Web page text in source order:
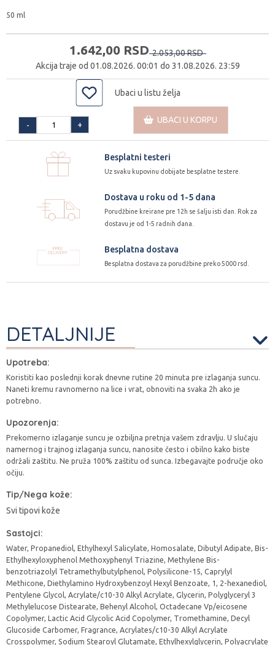
50 ml
1.642,00 RSD 2.053,00RSD
Akcija traje od 01.08.2026. 00:01 do 31.08.2026. 23:59
+
-
Ubaci u listu želja
UBACI U KORPU
Besplatni testeri
Uz svaku kupovinu dobijate besplatne testere.
Dostava u roku od 1-5 dana
Porudžbine kreirane pre 12h se šalju isti dan. Rok za
dostavu je od 1-5 radnih dana.
Besplatna dostava
Besplatna dostava za porudžbine preko 5000 rsd.
DETALJNIJE
Upotreba:
Koristiti kao poslednji korak dnevne rutine 20 minuta pre izlaganja suncu.
Naneti kremu ravnomerno na lice i vrat, obnoviti na svaka 2h ako je
potrebno.
Upozorenja:
Prekomerno izlaganje suncu je ozbiljna pretnja vašem zdravlju. U slučaju
namernog i trajnog izlaganja suncu, nanosite često i obilno kako biste
održali zaštitu. Ne pruža 100% zaštitu od sunca. Izbegavajte područje oko
očiju.
Tip/Nega kože:
Svi tipovi kože
Sastojci:
Water, Propanediol, Ethylhexyl Salicylate, Homosalate, Dibutyl Adipate, Bis-
Ethylhexyloxyphenol Methoxyphenyl Triazine, Methylene Bis-
benzotriazolyl Tetramethylbutylphenol, Polysilicone-15, Caprylyl
Methicone, Diethylamino Hydroxybenzoyl Hexyl Benzoate, 1, 2-hexanediol,
Pentylene Glycol, Acrylate/c10-30 Alkyl Acrylate, Glycerin, Polyglyceryl 3
Methylelucose Distearate, Behenyl Alcohol, Octadecane Vp/eicosene
Copolymer, Lactic Acid Glycolic Acid Copolymer, Tromethamine, Decyl
Glucoside Carbomer, Fragrance, Acrylates/c10-30 Alkyl Acrylate
Crosspolymer, Sodium Stearoyl Glutamate, Ethylhexylglycerin, Polyacrylate